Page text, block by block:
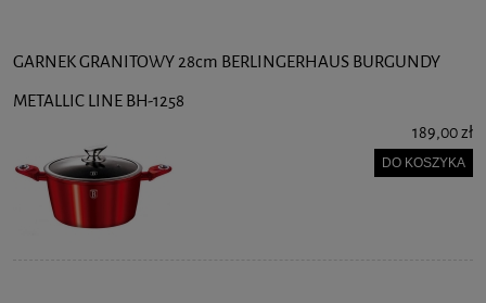
GARNEK GRANITOWY 28cm BERLINGERHAUS BURGUNDY
METALLIC LINE BH-1258
189,00 zł
DO KOSZYKA